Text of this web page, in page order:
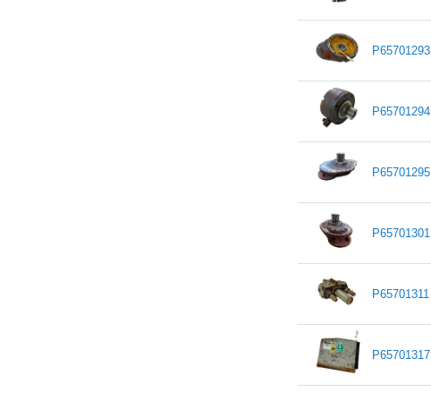
P65701293
P65701294
P65701295
P65701301
P65701311
P65701317